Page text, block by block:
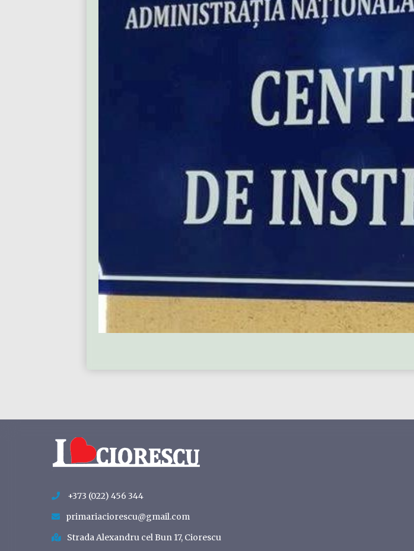
+373 (022) 456 344
primariaciorescu@gmail.com
Strada Alexandru cel Bun 17, Ciorescu